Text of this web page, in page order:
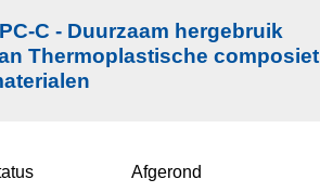
C - Duurzaam hergebruik
Thermoplastische composiet
Afgerond